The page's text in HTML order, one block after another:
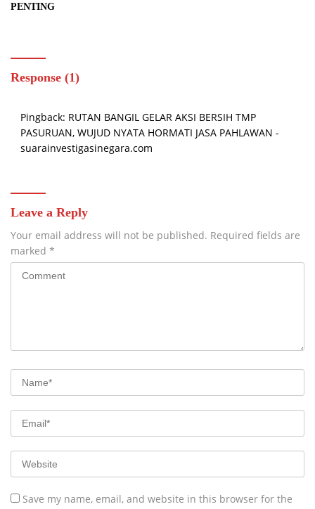
PENTING
Response (1)
Pingback: RUTAN BANGIL GELAR AKSI BERSIH TMP
PASURUAN, WUJUD NYATA HORMATI JASA PAHLAWAN -
suarainvestigasinegara.com
Leave a Reply
Your email address will not be published. Required fields are
marked *
Save my name, email, and website in this browser for the